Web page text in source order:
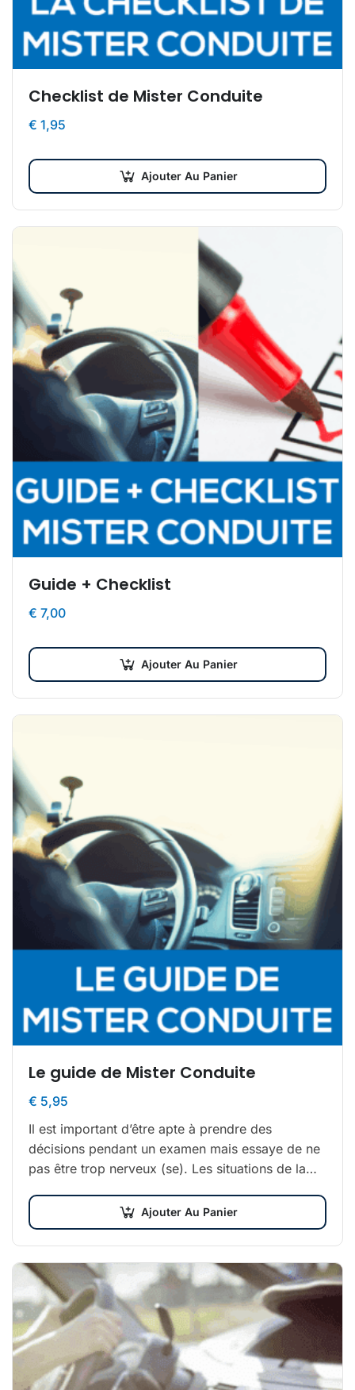
Checklist de Mister Conduite
€ 1,95
Ajouter Au Panier
Guide + Checklist
€ 7,00
Ajouter Au Panier
Le guide de Mister Conduite
€ 5,95
Il est important d’être apte à prendre des
décisions pendant un examen mais essaye de ne
pas être trop nerveux (se). Les situations de la
Ajouter Au Panier